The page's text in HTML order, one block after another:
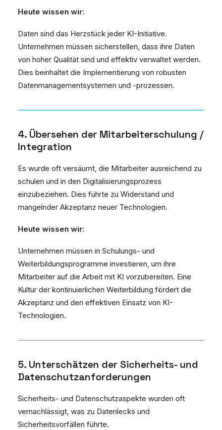
Heute wissen wir:
Daten sind das Herzstück jeder KI-Initiative.
Unternehmen müssen sicherstellen, dass ihre Daten
von hoher Qualität sind und effektiv verwaltet werden.
Dies beinhaltet die Implementierung von robusten
Datenmanagementsystemen und -prozessen.
4. Übersehen der Mitarbeiterschulung /
Integration
Es wurde oft versäumt, die Mitarbeiter ausreichend zu
schulen und in den Digitalisierungsprozess
einzubeziehen. Dies führte zu Widerstand und
mangelnder Akzeptanz neuer Technologien.
Heute wissen wir:
Unternehmen müssen in Schulungs- und
Weiterbildungsprogramme investieren, um ihre
Mitarbeiter auf die Arbeit mit KI vorzubereiten. Eine
Kultur der kontinuierlichen Weiterbildung fördert die
Akzeptanz und den effektiven Einsatz von KI-
Technologien.
5. Unterschätzen der Sicherheits- und
Datenschutzanforderungen
Sicherheits- und Datenschutzaspekte wurden oft
vernachlässigt, was zu Datenlecks und
Sicherheitsvorfällen führte.